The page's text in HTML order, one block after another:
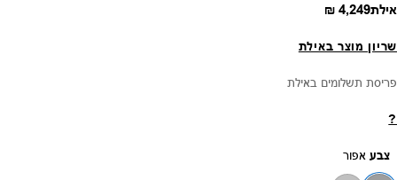
אילתמחיר רגיל
4,249 ₪
שריון מוצר באילת
פריסת תשלומים באילת
?
צבע אפור